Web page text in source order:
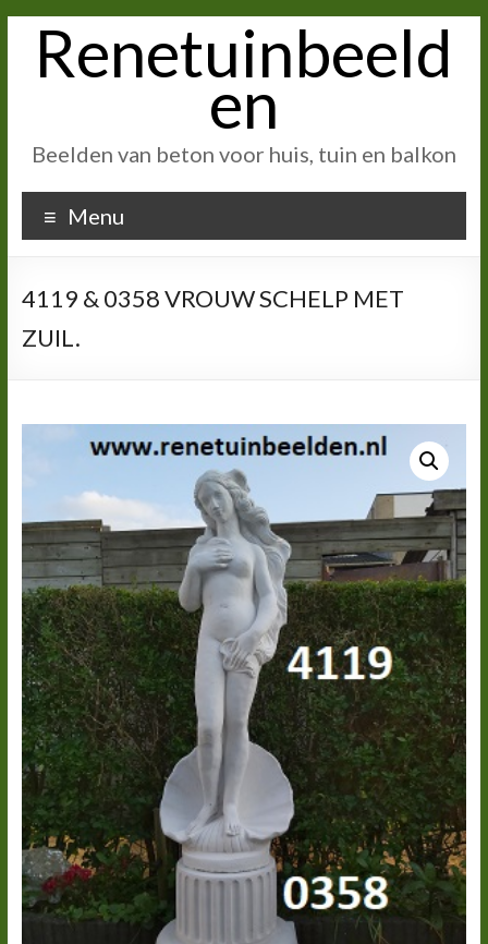
inhoudRenetuinbeeld
en
Beelden van beton voor huis, tuin en balkon
Menu
4119 & 0358 VROUW SCHELP MET
ZUIL.